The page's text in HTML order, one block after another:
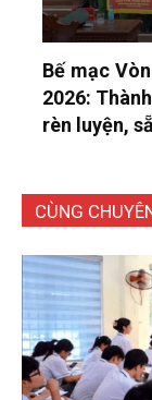
Bế mạc
2026:
rèn luyện,
CÙNG